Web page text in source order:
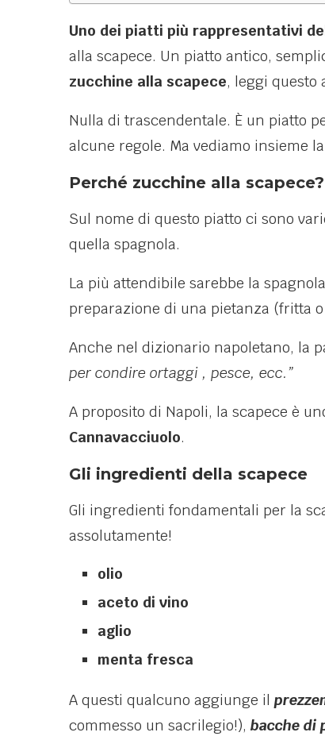
Uno dei piatti più rappresentativi
alla scapece. Un piatto antico,
zucchine alla scapece, leggi questo
Nulla di trascendentale. È un piatto
alcune regole. Ma vediamo insieme la
Perché zucchine alla scapece?
Sul nome di questo piatto ci sono
quella spagnola.
La più attendibile sarebbe la
preparazione di una pietanza (fritta
Anche nel dizionario napoletano, la
per condire ortaggi , pesce, ecc.”
A proposito di Napoli, la scapece è
Cannavacciuolo.
Gli ingredienti della scapece
Gli ingredienti fondamentali per la
assolutamente!
olio
aceto di vino
aglio
menta fresca
A questi qualcuno aggiunge il
commesso un sacrilegio!),bacche di